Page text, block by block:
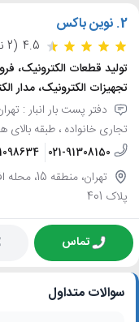
2. نوین باکس
4.5 (2 نظر)
تولید قطعات الکترونیک،
تجهیزات الکترونیک، مدار
دفتر پست بار انبار :
تجاری خانواده ، طبقه بالای
021-91308150
پلاک 401
تماس
سوالات متداول